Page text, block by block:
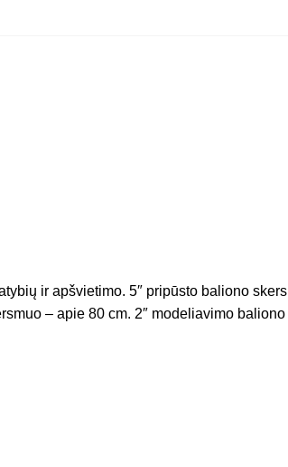
ir apšvietimo. 5″ pripūsto baliono
– apie 80 cm. 2″ modeliavimo